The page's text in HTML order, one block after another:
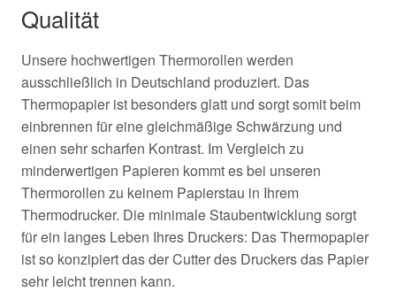
Qualität
Unsere hochwertigen Thermorollen werden
ausschließlich in Deutschland produziert. Das
Thermopapier ist besonders glatt und sorgt somit beim
einbrennen für eine gleichmäßige Schwärzung und
einen sehr scharfen Kontrast. Im Vergleich zu
minderwertigen Papieren kommt es bei unseren
Thermorollen zu keinem Papierstau in Ihrem
Thermodrucker. Die minimale Staubentwicklung sorgt
für ein langes Leben Ihres Druckers: Das Thermopapier
ist so konzipiert das der Cutter des Druckers das Papier
sehr leicht trennen kann.